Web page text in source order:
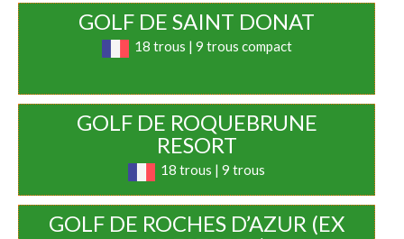
GOLF DE SAINT DONAT
18 trous | 9 trous compact
GOLF DE ROQUEBRUNE
RESORT
18 trous | 9 trous
GOLF DE ROCHES D’AZUR (EX